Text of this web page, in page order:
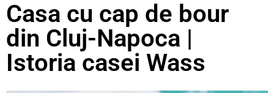
Casa cu cap de bour
din Cluj-Napoca |
Istoria casei Wass